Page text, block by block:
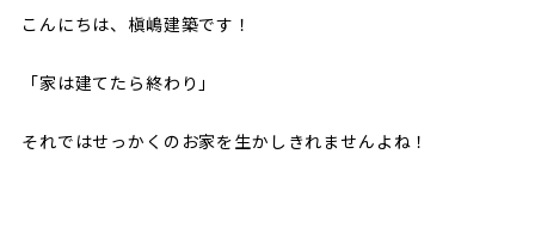
こんにちは、槇嶋建築です！
「家は建てたら終わり」
それではせっかくのお家を生かしきれませんよね！